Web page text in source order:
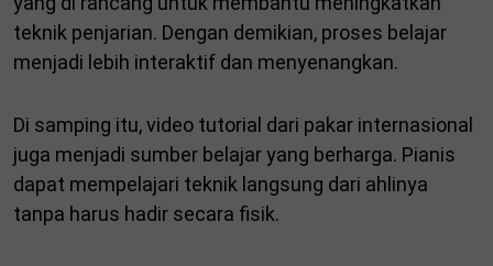
teknik penjarian. Dengan demikian, proses belajar
menjadi lebih interaktif dan menyenangkan.
Di samping itu, video tutorial dari pakar internasional
juga menjadi sumber belajar yang berharga. Pianis
dapat mempelajari teknik langsung dari ahlinya
tanpa harus hadir secara fisik.